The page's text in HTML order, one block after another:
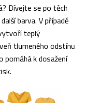
Dívejte se po těch
barva. V případě
teplý
tlumeného odstínu
pomáhá k dosažení